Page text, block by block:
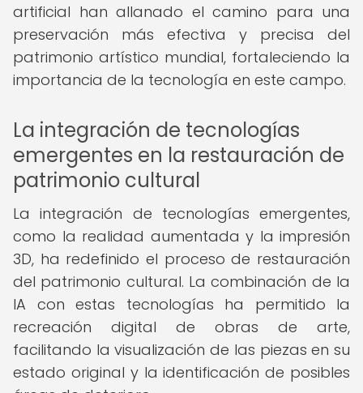
artificial han allanado el camino para una
preservación más efectiva y precisa del
patrimonio artístico mundial, fortaleciendo la
importancia de la tecnología en este campo.
La integración de tecnologías
emergentes en la restauración de
patrimonio cultural
La integración de tecnologías emergentes,
como la realidad aumentada y la impresión
3D, ha redefinido el proceso de restauración
del patrimonio cultural. La combinación de la
IA con estas tecnologías ha permitido la
recreación digital de obras de arte,
facilitando la visualización de las piezas en su
estado original y la identificación de posibles